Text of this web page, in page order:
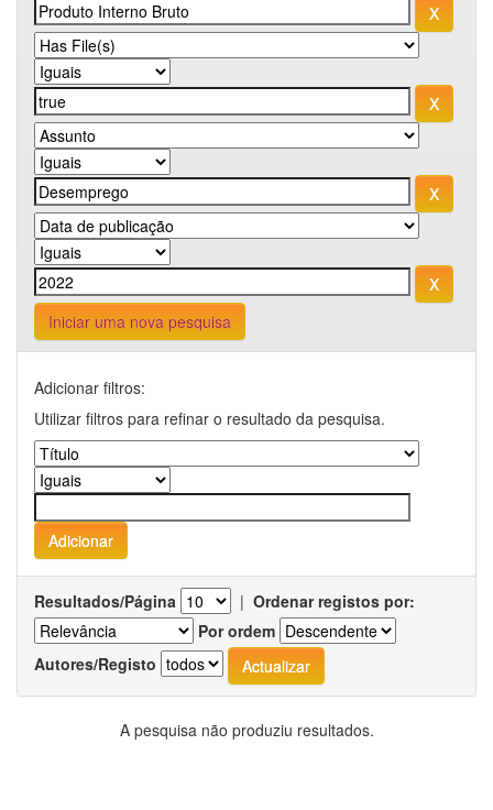
Iniciar uma nova pesquisa
Adicionar filtros:
Utilizar filtros para refinar o resultado da pesquisa.
Resultados/Página | Ordenar registos por:
Por ordem
Autores/Registo
A pesquisa não produziu resultados.